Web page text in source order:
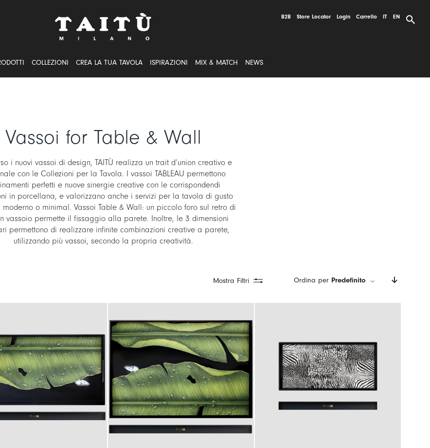
B2B Store Locator Login Carrello IT EN
COLLEZIONI CREA LA TUA TAVOLA ISPIRAZIONI MIX & MATCH NEWS
Vassoi for Table & Wall
i nuovi vassoi di design, TAITÙ realizza un trait d’union creativo e
con le Collezioni per la Tavola. I vassoi TABLEAU permettono
perfetti e nuove sinergie creative con le corrispondendi
in porcellana, e valorizzano anche i servizi per la tavola di gusto
moderno o minimal. Vassoi Table & Wall: un piccolo foro sul retro di
vassoio permette il fissaggio alla parete. Inoltre, le 3 dimensioni
permettono di realizzare infinite combinazioni creative a parete,
utilizzando più vassoi, secondo la propria creatività.
Mostra Filtri Ordina per Predefinito